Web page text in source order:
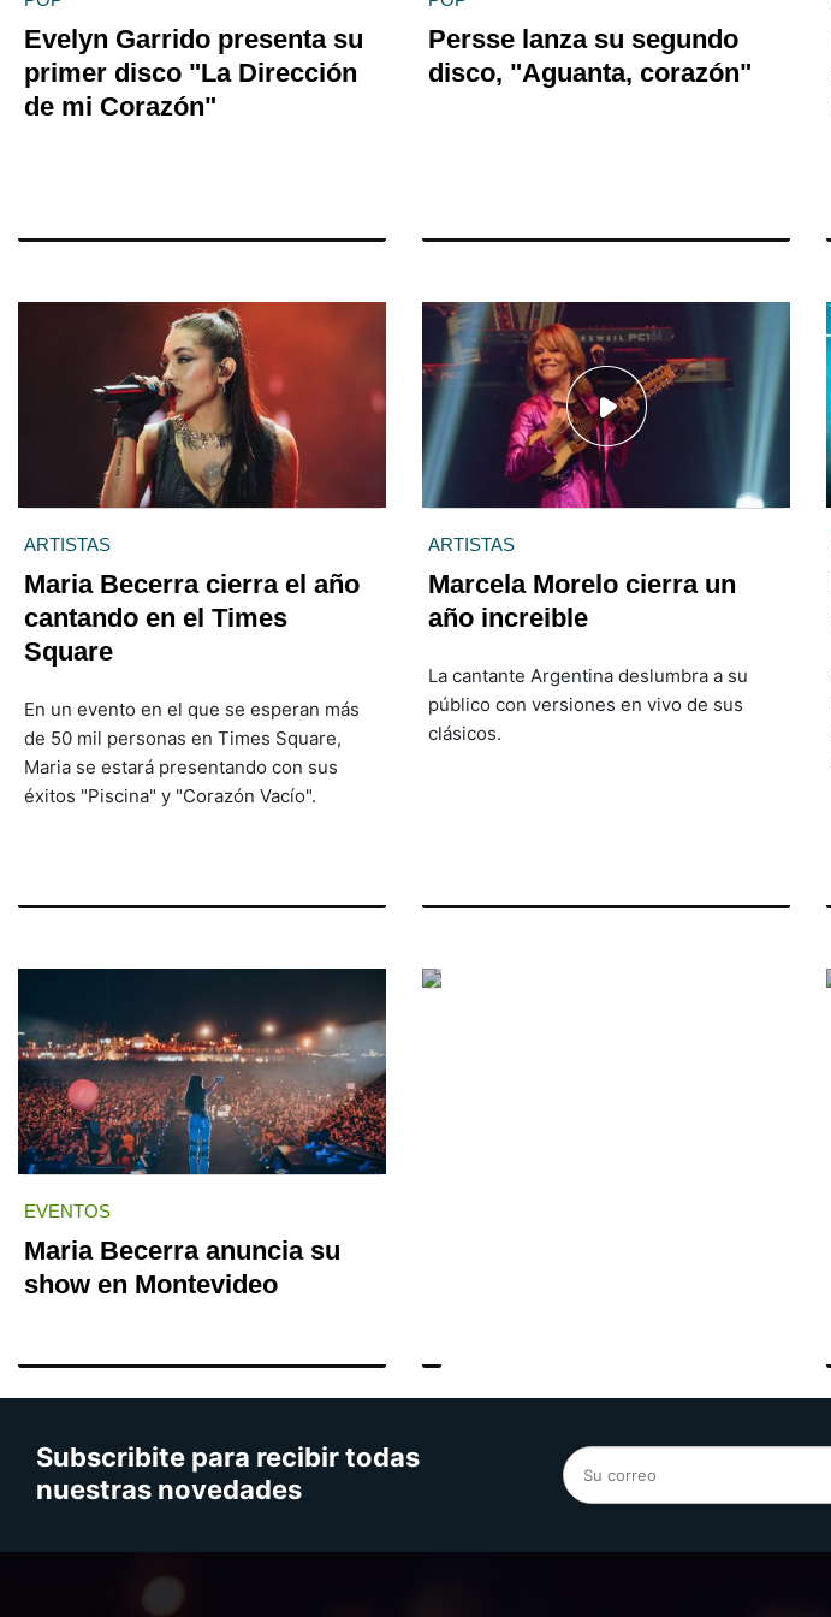
Evelyn Garrido presenta su
primer disco "La Dirección
de mi Corazón"
Persse lanza su segundo
disco, "Aguanta, corazón"
ARTISTAS
Maria Becerra cierra el año
cantando en el Times
Square
En un evento en el que se esperan más
de 50 mil personas en Times Square,
Maria se estará presentando con sus
éxitos "Piscina" y "Corazón Vacío".
ARTISTAS
Marcela Morelo cierra un
año increible
La cantante Argentina deslumbra a su
público con versiones en vivo de sus
clásicos.
EVENTOS
Maria Becerra anuncia su
show en Montevideo
Subscribite para recibir todas
nuestras novedades